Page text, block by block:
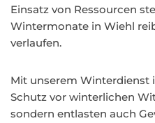
Einsatz von Ressourcen
Wintermonate in Wiehl
verlaufen.
Mit unserem Winterdienst
Schutz vor winterlichen
sondern entlasten auch